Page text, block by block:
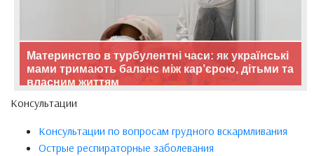
Материнство в турбулентні часи: як українські
мами тримають баланс між кар’єрою, дітьми та
власним життям
Консультации
Консультации по вопросам грудного вскармливания
Острые респираторные заболевания